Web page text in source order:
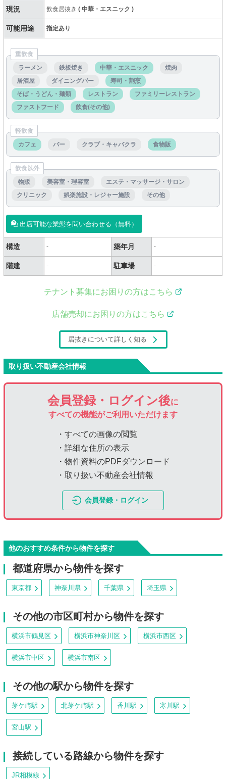
現況 飲食居抜き(中華・エスニック)
可能用途 指定あり
重飲食
ラーメン
鉄板焼き 中華・エスニック
焼肉
居酒屋
ダイニングバー
寿司・割烹
そば・うどん・麺類
レストラン
ファミリーレストラン
ファストフード
飲食(その他)
軽飲食
カフェ
バー クラブ・キャバクラ 食物販
飲食以外
物販
美容室・理容室
エステ・マッサージ・サロン
クリニック
娯楽施設・レジャー施設 その他
出店可能な業態を問い合わせる（無料）
構造 - 築年月 -
階建 - 駐車場 -
テナント募集にお困りの方はこちら
店舗売却にお困りの方はこちら
居抜きについて詳しく知る
取り扱い不動産会社情報
会員登録・ログイン後に
すべての機能がご利用いただけます
・すべての画像の閲覧
・詳細な住所の表示
・物件資料のPDFダウンロード
・取り扱い不動産会社情報
会員登録・ログイン
他のおすすめ条件から物件を探す
都道府県から物件を探す
東京都 神奈川県 千葉県 埼玉県
その他の市区町村から物件を探す
横浜市鶴見区 横浜市神奈川区 横浜市西区
横浜市中区 横浜市南区
その他の駅から物件を探す
茅ケ崎駅 北茅ケ崎駅 香川駅 寒川駅
宮山駅
接続している路線から物件を探す
JR相模線